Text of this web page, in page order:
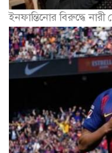
ইনফান্তিনোর বিরুদ্ধে